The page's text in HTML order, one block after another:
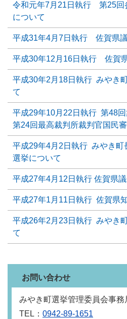
令和元年7月21日執行 第25回
について
平成31年4月7日執行 佐賀県
平成30年12月16日執行 佐賀
平成30年2月18日執行 みやき
て
平成29年10月22日執行 第48回
第24回最高裁判所裁判官国民
平成29年4月2日執行 みやき町
選挙について
平成27年4月12日執行 佐賀県
平成27年1月11日執行 佐賀県
平成26年2月23日執行 みやき
て
お問い合わせ
みやき町選挙管理委員会事務
TEL： 0942-89-1651